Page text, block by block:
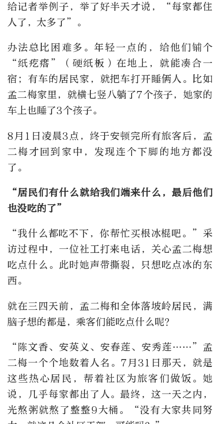
给记者举例子，举了好半天才说，“每家都住
人了，太多了”。
办法总比困难多。年轻一点的，给他们铺个
“纸疙瘩”（硬纸板）在地上，就能凑合一
宿；有车的居民家，就把车打开睡俩人。比如
孟二梅家里，就横七竖八躺了7个孩子，她家的
车上也睡了3个孩子。
8月1日凌晨3点，终于安顿完所有旅客后，孟
二梅才回到家中，发现连个下脚的地方都没
了。
“居民们有什么就给我们端来什么，最后他们
也没吃的了”
“我什么都吃不下，你帮忙买根冰棍吧。”采
访过程中，一位社工打来电话，关心孟二梅想
吃点什么。此时她声带撕裂，只想吃点冰的东
西。
就在三四天前，孟二梅和全体落坡岭居民，满
脑子想的都是，乘客们能吃点什么呢？
“陈文香、安英义、安春莲、安秀莲……”孟
二梅一个个地数着人名。7月31日那天，就是
这些热心居民，帮着社区为旅客们做饭。她
说，几乎每家都出了人。最终，这一天之内，
光熬粥就熬了整整9大桶。“没有大家共同努